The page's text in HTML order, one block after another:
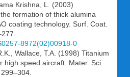
Krishna, L. (2003)
formation of thick alumina
coating technology. Surf. Coat.
8972(02)00918-0
Wallace, T.A. (1998) Titanium
high speed aircraft. Mater. Sci.